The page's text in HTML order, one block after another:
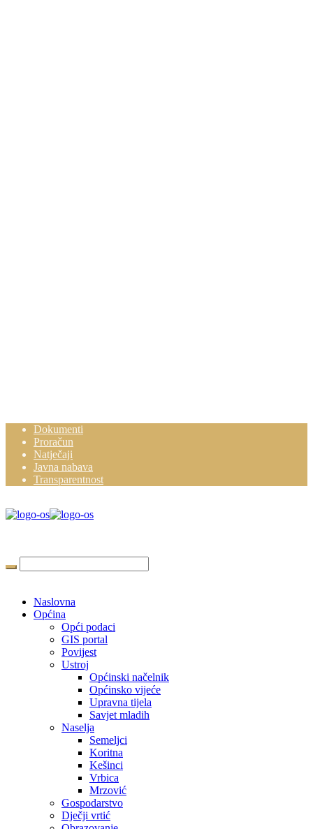
Dokumenti
Proračun
Natječaji
Javna nabava
Transparentnost
Naslovna
Općina
Opći podaci
GIS portal
Povijest
Ustroj
Općinski načelnik
Općinsko vijeće
Upravna tijela
Savjet mladih
Naselja
Semeljci
Koritna
Kešinci
Vrbica
Mrzović
Gospodarstvo
Dječji vrtić